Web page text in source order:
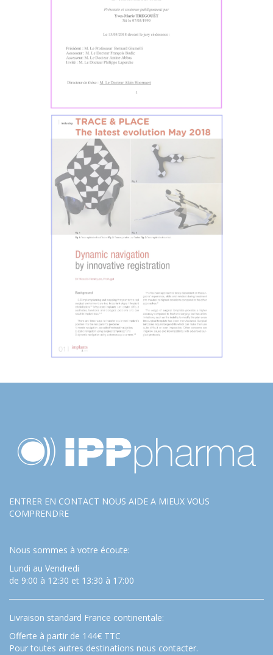
ENTRER EN CONTACT NOUS AIDE A MIEUX VOUS
COMPRENDRE
Nous sommes à votre écoute:
Lundi au Vendredi
de 9:00 à 12:30 et 13:30 à 17:00
Livraison standard France continentale:
Offerte à partir de 144€ TTC
Pour toutes autres destinations nous contacter.